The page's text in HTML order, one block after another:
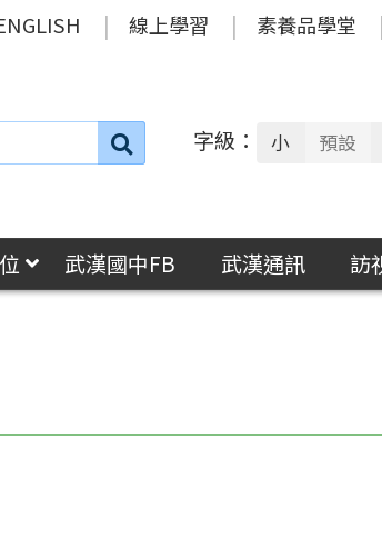
線上學習 素養品學堂
搜
字級： 小 預設
武漢國中FB 武漢通訊
訪